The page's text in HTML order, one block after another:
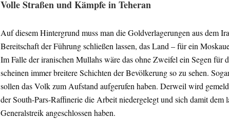
Volle Straßen und Kämpfe in Teheran
Auf diesem Hintergrund muss man die Goldverlagerungen aus dem
Bereitschaft der Führung schließen lassen, das Land – für ein
Im Falle der iranischen Mullahs wäre das ohne Zweifel ein Segen für
scheinen immer breitere Schichten der Bevölkerung so zu sehen.
sollen das Volk zum Aufstand aufgerufen haben. Derweil wird
der South-Pars-Raffinerie die Arbeit niedergelegt und sich damit dem
Generalstreik angeschlossen haben.